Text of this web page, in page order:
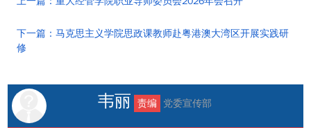
下一篇：马克思主义学院思政课教师赴粤港澳大湾区开展实践研
修
韦丽 责编 党委宣传部